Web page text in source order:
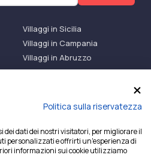
Villaggi in Sicilia
Villaggi in Campania
Villaggi in Abruzzo
Villaggi TH Resort
di Ekiwi S.r.l.
n° 2015/0133251 del
per Agenzia di Viaggi n°
LiabilityXTravel Agencies.
Politica sulla riservatezza
dati dei nostri visitatori, per migliorare il
personalizzati e offrirti un'esperienza di
informazioni sui cookie utilizziamo